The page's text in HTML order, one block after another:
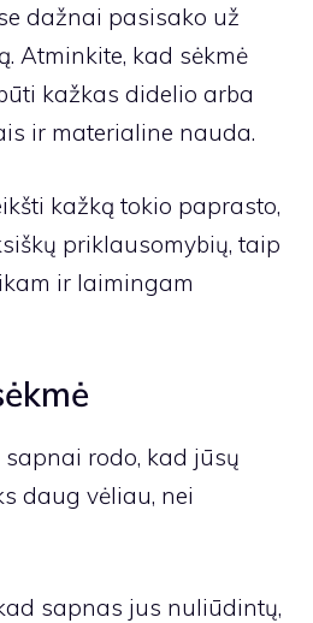
dažnai pasisako už
Atminkite, kad sėkmė
kažkas didelio arba
ir materialine nauda.
kažką tokio paprasto,
priklausomybių, taip
ir laimingam
rodo, kad jūsų
daug vėliau, nei
sapnas jus nuliūdintų,